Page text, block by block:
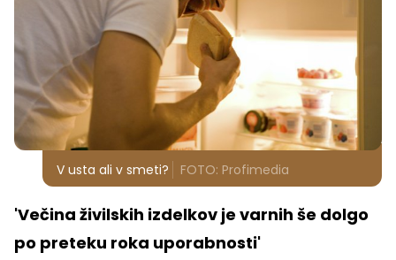
V usta ali v smeti? FOTO: Profimedia
'Večina živilskih izdelkov je varnih še dolgo
po preteku roka uporabnosti'